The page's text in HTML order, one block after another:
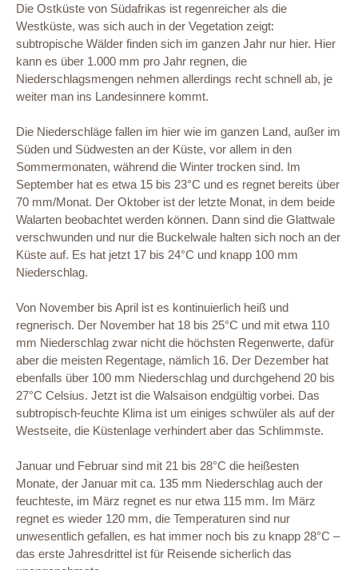
Die Ostküste von Südafrikas ist regenreicher als die
Westküste, was sich auch in der Vegetation zeigt:
subtropische Wälder finden sich im ganzen Jahr nur hier. Hier
kann es über 1.000 mm pro Jahr regnen, die
Niederschlagsmengen nehmen allerdings recht schnell ab, je
weiter man ins Landesinnere kommt.
Die Niederschläge fallen im hier wie im ganzen Land, außer im
Süden und Südwesten an der Küste, vor allem in den
Sommermonaten, während die Winter trocken sind. Im
September hat es etwa 15 bis 23°C und es regnet bereits über
70 mm/Monat. Der Oktober ist der letzte Monat, in dem beide
Walarten beobachtet werden können. Dann sind die Glattwale
verschwunden und nur die Buckelwale halten sich noch an der
Küste auf. Es hat jetzt 17 bis 24°C und knapp 100 mm
Niederschlag.
Von November bis April ist es kontinuierlich heiß und
regnerisch. Der November hat 18 bis 25°C und mit etwa 110
mm Niederschlag zwar nicht die höchsten Regenwerte, dafür
aber die meisten Regentage, nämlich 16. Der Dezember hat
ebenfalls über 100 mm Niederschlag und durchgehend 20 bis
27°C Celsius. Jetzt ist die Walsaison endgültig vorbei. Das
subtropisch-feuchte Klima ist um einiges schwüler als auf der
Westseite, die Küstenlage verhindert aber das Schlimmste.
Januar und Februar sind mit 21 bis 28°C die heißesten
Monate, der Januar mit ca. 135 mm Niederschlag auch der
feuchteste, im März regnet es nur etwa 115 mm. Im März
regnet es wieder 120 mm, die Temperaturen sind nur
unwesentlich gefallen, es hat immer noch bis zu knapp 28°C –
das erste Jahresdrittel ist für Reisende sicherlich das